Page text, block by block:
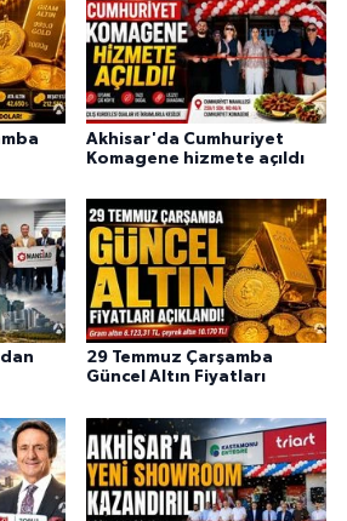
Akhisar'da Cumhuriyet
Komagene hizmete açıldı
29 Temmuz Çarşamba
Güncel Altın Fiyatları